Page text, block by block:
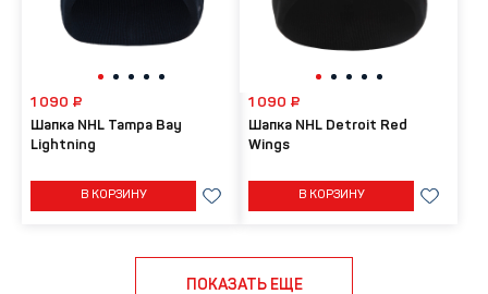
Шапка NHL Tampa Bay
Lightning
1 090 ₽
В КОРЗИНУ
Шапка NHL Detroit Red
Wings
1 090 ₽
В КОРЗИНУ
ПОКАЗАТЬ ЕЩЕ